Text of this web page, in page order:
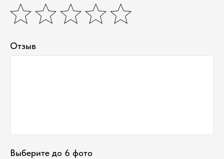
Отзыв
Выберите до 6 фото